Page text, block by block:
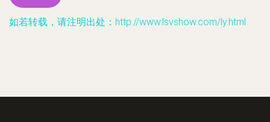
如若转载，请注明出处：http://www.lsvshow.com/ly.html